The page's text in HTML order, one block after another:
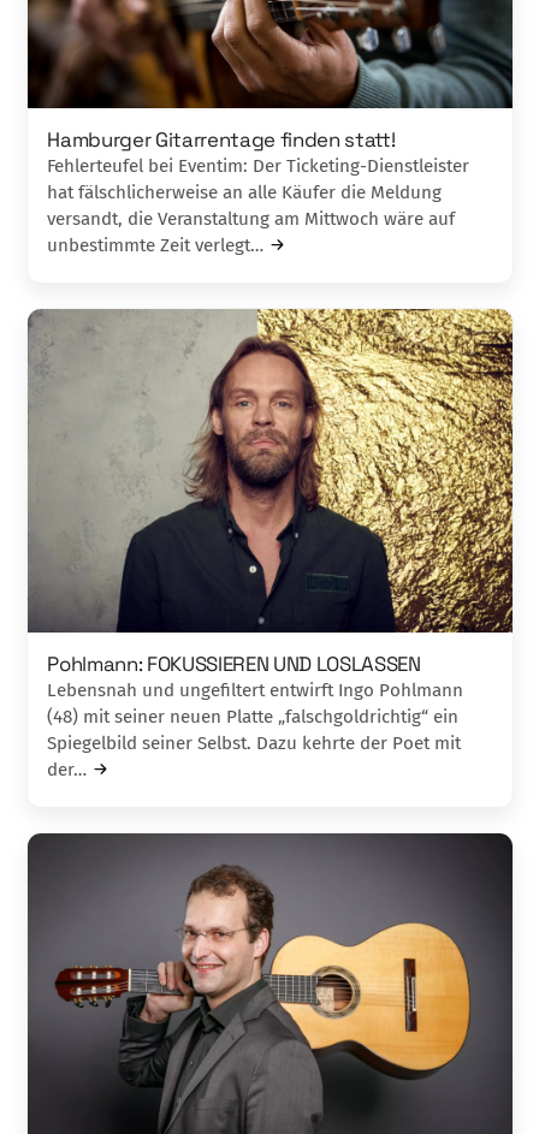
Hamburger Gitarrentage finden statt!
Fehlerteufel bei Eventim: Der Ticketing-Dienstleister
hat fälschlicherweise an alle Käufer die Meldung
versandt, die Veranstaltung am Mittwoch wäre auf
unbestimmte Zeit verlegt…
Pohlmann: FOKUSSIEREN UND LOSLASSEN
Lebensnah und ungefiltert entwirft Ingo Pohlmann
(48) mit seiner neuen Platte „falschgoldrichtig“ ein
Spiegelbild seiner Selbst. Dazu kehrte der Poet mit
der…